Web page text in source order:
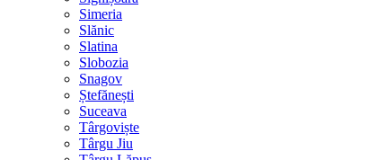
Simeria
Slănic
Slatina
Slobozia
Snagov
Ștefănești
Suceava
Târgoviște
Târgu Jiu